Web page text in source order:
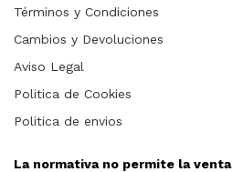
Términos y Condiciones
Cambios y Devoluciones
Aviso Legal
Politica de Cookies
Politica de envios
La normativa no permite la